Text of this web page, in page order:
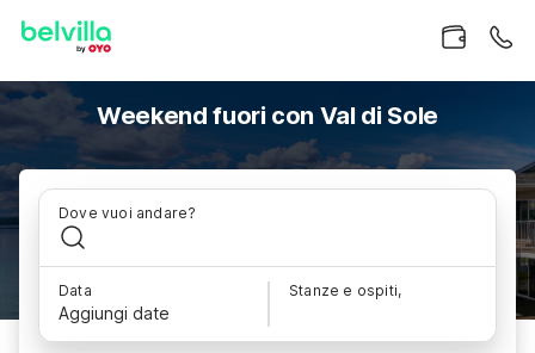
Weekend fuori con Val di Sole
Dove vuoi andare?
Data
Aggiungi date
Stanze e ospiti,